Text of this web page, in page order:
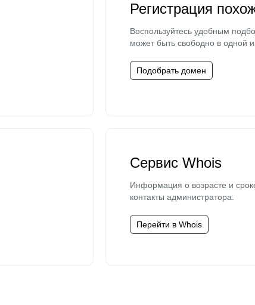
Регистрация
Воспользуйтесь удобным
может быть свободно в одной
Подобрать домен
Сервис Whois
Информация о возрасте и
контакты администратора.
Перейти в Whois